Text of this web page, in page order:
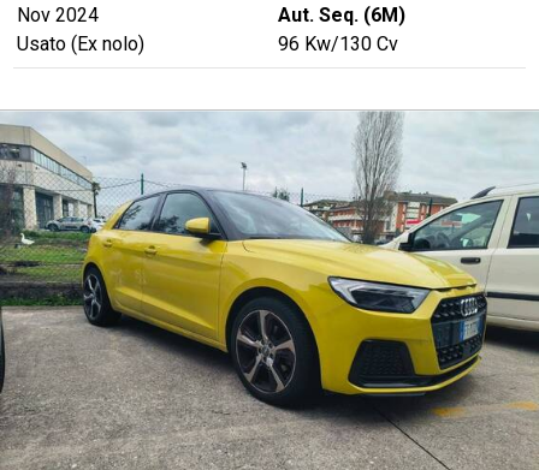
Nov 2024
Aut. Seq. (6M)
Usato (Ex nolo)
96 Kw/130 Cv